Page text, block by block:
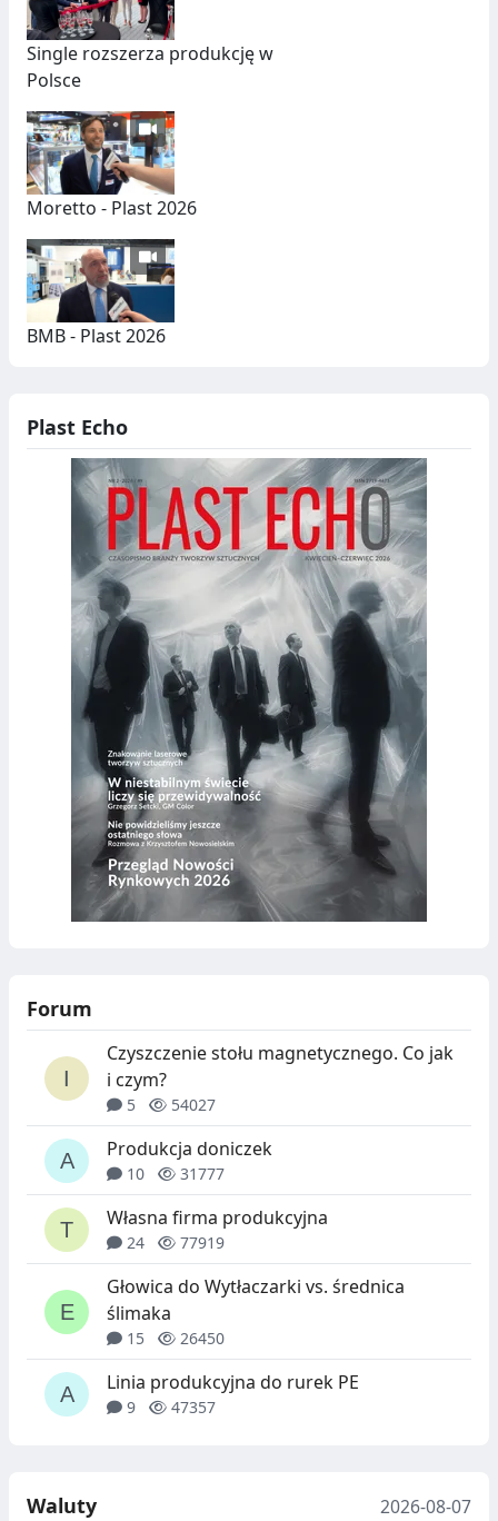
Single rozszerza produkcję w
Polsce
Moretto - Plast 2026
BMB - Plast 2026
Plast Echo
Forum
Czyszczenie stołu magnetycznego. Co jak
i czym?
5 54027
Produkcja doniczek
10 31777
Własna firma produkcyjna
24 77919
Głowica do Wytłaczarki vs. średnica
ślimaka
15 26450
Linia produkcyjna do rurek PE
9 47357
Waluty 2026-08-07